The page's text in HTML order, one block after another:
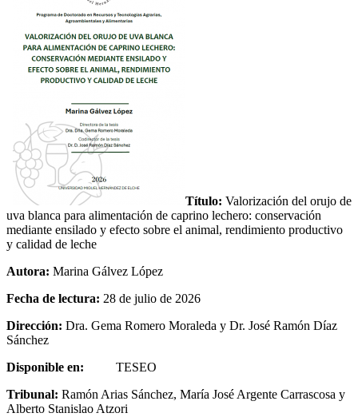
Título: Valorización del orujo de
uva blanca para alimentación de caprino lechero: conservación
mediante ensilado y efecto sobre el animal, rendimiento productivo
y calidad de leche
Autora: Marina Gálvez López
Fecha de lectura: 28 de julio de 2026
Dirección: Dra. Gema Romero Moraleda y Dr. José Ramón Díaz
Sánchez
Disponible en: TESEO
Tribunal: Ramón Arias Sánchez, María José Argente Carrascosa y
Alberto Stanislao Atzori